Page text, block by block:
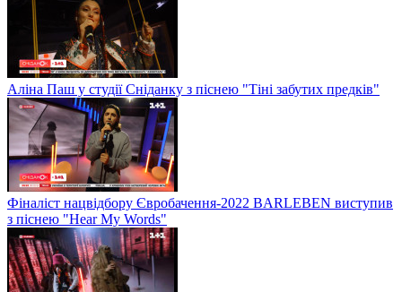
Аліна Паш у студії Сніданку з піснею "Тіні забутих предків"
Фіналіст нацвідбору Євробачення-2022 BARLEBEN виступив
з піснею "Hear My Words"